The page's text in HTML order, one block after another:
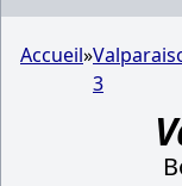
Accueil»
3